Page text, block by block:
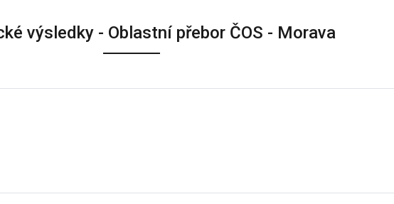
výsledky - Oblastní přebor ČOS - Morava